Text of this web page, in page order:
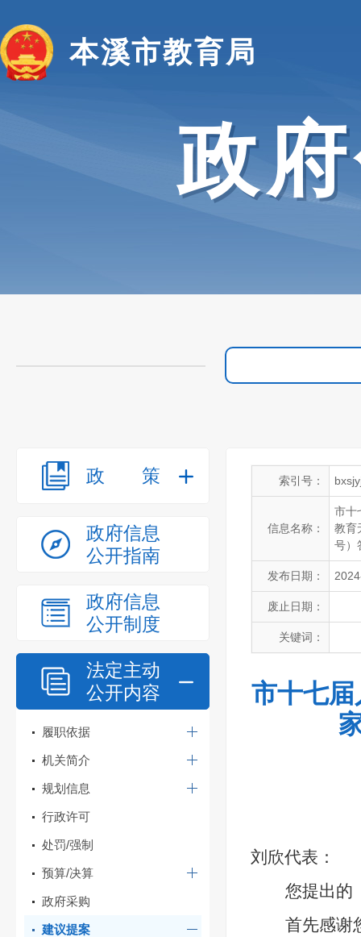
本溪市教育局
政
政策
政府信息
公开指南
政府信息
公开制度
法定主动
公开内容
履职依据
机关简介
规划信息
行政许可
处罚/强制
预算/决算
政府采购
建议提案
索引号：
信息名称：
市十
教育
号）
发布日期：
废止日期：
关键词：
市十七
刘欣代表：
您提出的
首先感谢